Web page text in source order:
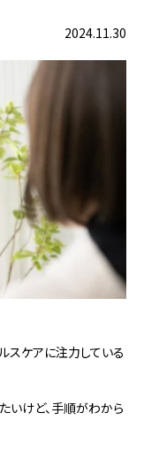
2024.11.30
スケアに注力している
いけど、手順がわから